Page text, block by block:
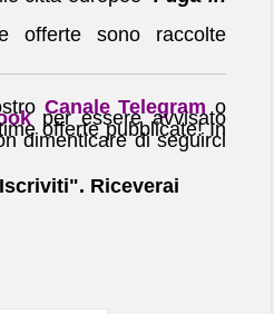
offerte sono raccolte
Canale Telegram o
per essere avvisato
offerte pubblicate! In
dimenticare di seguirci
Riceverai